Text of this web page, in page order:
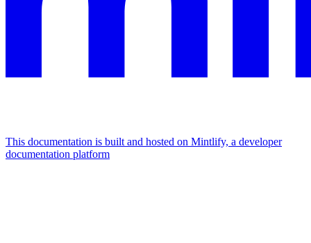
This documentation is built and hosted on Mintlify, a developer
documentation platform